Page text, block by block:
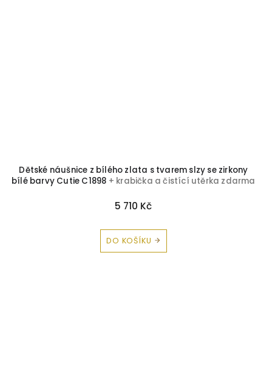
Dětské náušnice z bílého zlata s tvarem slzy se zirkony
bílé barvy Cutie C1898 + krabička a čistící utěrka zdarma
5 710 Kč
DO KOŠÍKU